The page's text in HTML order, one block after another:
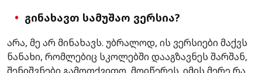
გინახავთ სამუშაო ვერსია?
არა, მე არ მინახავს. უბრალოდ, ის ვერსიები მაქვს
ნანახი, რომლებიც სკოლებში დააგზავნეს შარშან,
შენიშვნები გამოთქვითო, მოიწერეს. იმის მერე რა